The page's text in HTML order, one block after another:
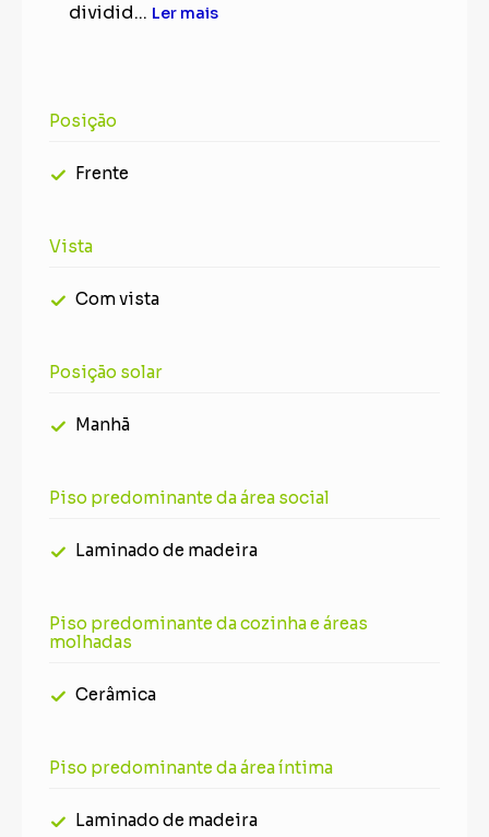
dividid... Ler mais
Posição
Frente
Vista
Com vista
Posição solar
Manhã
Piso predominante da área social
Laminado de madeira
Piso predominante da cozinha e áreas
molhadas
Cerâmica
Piso predominante da área íntima
Laminado de madeira